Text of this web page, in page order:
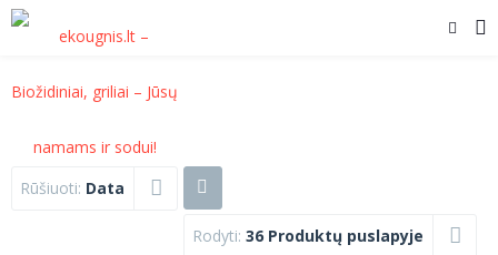
Rūšiuoti: Data
Rodyti: 36 Produktų puslapyje